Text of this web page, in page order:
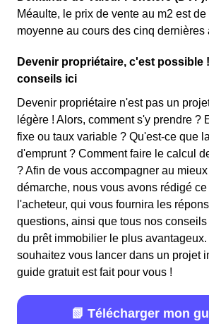
Méaulte, le prix de vente au m2 est de
moyenne au cours des cinq dernières
Devenir propriétaire, c'est possible
conseils ici
Devenir propriétaire n'est pas un
légère ! Alors, comment s'y prendre ?
fixe ou taux variable ? Qu'est-ce que
d'emprunt ? Comment faire le calcul
? Afin de vous accompagner au
démarche, nous vous avons rédigé
l'acheteur, qui vous fournira les
questions, ainsi que tous nos
du prêt immobilier le plus
souhaitez vous lancer dans un projet
guide gratuit est fait pour vous !
📗 Télécharger mon